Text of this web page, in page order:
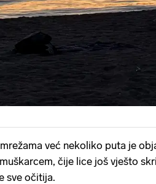
već nekoliko puta je
čije lice još vješto
sve očitija.